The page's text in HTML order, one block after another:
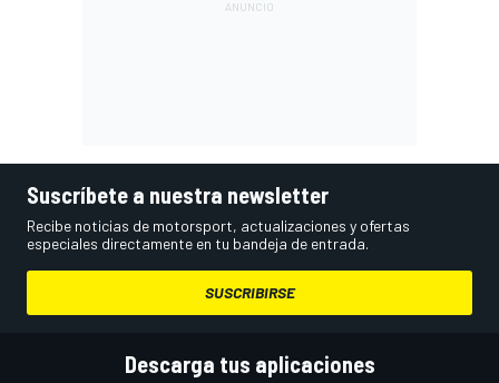
Suscríbete a nuestra newsletter
Recibe noticias de motorsport, actualizaciones y ofertas
especiales directamente en tu bandeja de entrada.
SUSCRIBIRSE
Descarga tus aplicaciones